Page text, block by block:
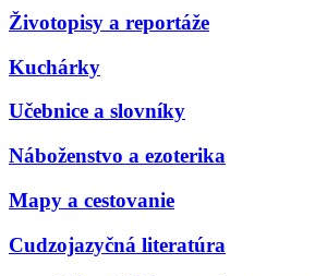
Životopisy a reportáže
Kuchárky
Učebnice a slovníky
Náboženstvo a ezoterika
Mapy a cestovanie
Cudzojazyčná literatúra